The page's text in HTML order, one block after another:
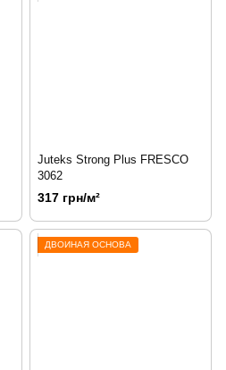
Juteks Strong Plus FRESCO
3062
317 грн/м²
ДВОЙНАЯ ОСНОВА